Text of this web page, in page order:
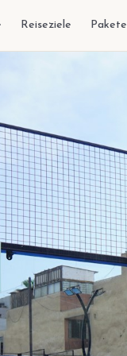
Reiseziele Pakete